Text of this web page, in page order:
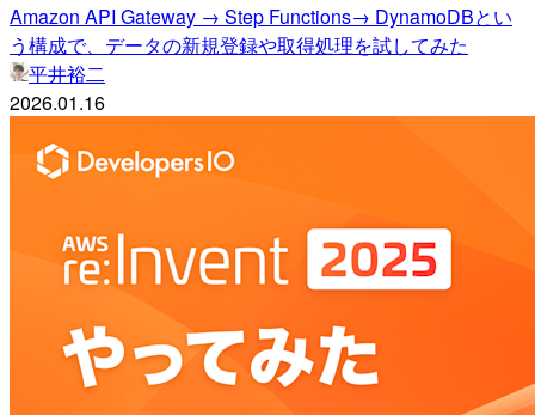
Amazon API Gateway → Step Functions→ DynamoDBとい
う構成で、データの新規登録や取得処理を試してみた
平井裕二
2026.01.16